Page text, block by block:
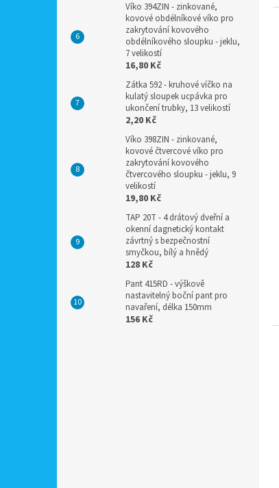
Víko 394ZIN - zinkované,
kovové obdélníkové víko pro
zakrytování kovového
obdélníkového sloupku - jeklu,
7 velikostí
16,80 Kč
Zátka 592 - kruhové víčko na
kulatý sloupek ucpávka pro
ukončení trubky, 13 velikostí
2,20 Kč
Víko 398ZIN - zinkované,
kovové čtvercové víko pro
zakrytování kovového
čtvercového sloupku - jeklu, 9
velikostí
19,80 Kč
TAP 20T - 4 drátový dveřní a
okenní dagnetický kontakt
závrtný s bezpečnostní
smyčkou, bílý a hnědý
128 Kč
Pant 415RD - výškově
nastavitelný boční pant pro
navaření, délka 150mm
156 Kč